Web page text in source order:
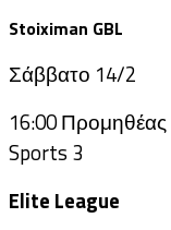
Stoiximan GBL
Σάββατο 14/2
16:00 Προμηθέας
Sports 3
Elite League